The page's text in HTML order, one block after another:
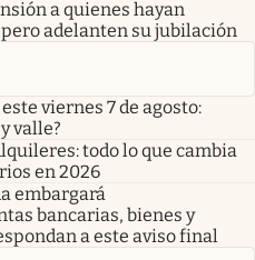
a quienes hayan
adelanten su jubilación
viernes 7 de agosto:
valle?
todo lo que cambia
en 2026
embargará
bancarias, bienes y
a este aviso final